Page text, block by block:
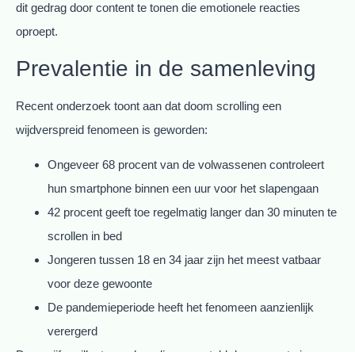
dit gedrag door content te tonen die emotionele reacties
oproept.
Prevalentie in de samenleving
Recent onderzoek toont aan dat doom scrolling een
wijdverspreid fenomeen is geworden:
Ongeveer 68 procent van de volwassenen controleert
hun smartphone binnen een uur voor het slapengaan
42 procent geeft toe regelmatig langer dan 30 minuten te
scrollen in bed
Jongeren tussen 18 en 34 jaar zijn het meest vatbaar
voor deze gewoonte
De pandemieperiode heeft het fenomeen aanzienlijk
verergerd